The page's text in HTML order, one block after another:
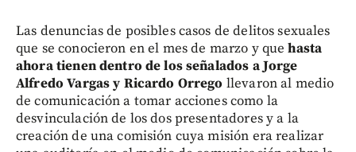
Las denuncias de posibles casos de delitos sexuales
que se conocieron en el mes de marzo y quehasta
ahora tienen dentro de los señalados a Jorge
Alfredo Vargas y Ricardo Orrego llevaron al medio
de comunicación a tomar acciones como la
desvinculación de los dos presentadores y a la
creación de una comisión cuya misión era realizar